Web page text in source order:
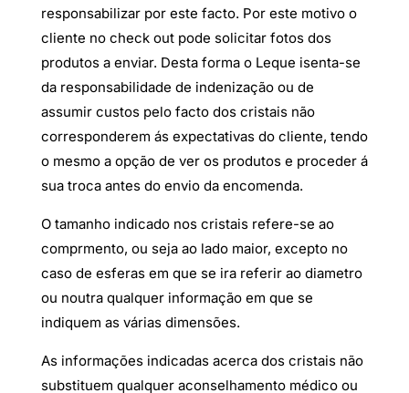
responsabilizar por este facto. Por este motivo o
cliente no check out pode solicitar fotos dos
produtos a enviar. Desta forma o Leque isenta-se
da responsabilidade de indenização ou de
assumir custos pelo facto dos cristais não
corresponderem ás expectativas do cliente, tendo
o mesmo a opção de ver os produtos e proceder á
sua troca antes do envio da encomenda.
​O tamanho indicado nos cristais refere-se ao
comprmento, ou seja ao lado maior, excepto no
caso de esferas em que se ira referir ao diametro
ou noutra qualquer informação em que se
indiquem as várias dimensões.
As informações indicadas acerca dos cristais não
substituem qualquer aconselhamento médico ou